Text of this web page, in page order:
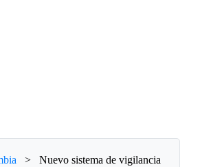
>
Nuevo sistema de vigilancia